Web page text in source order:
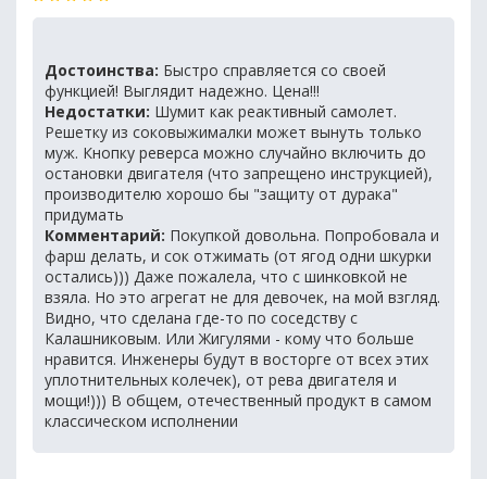
Достоинства: Быстро справляется со своей
функцией! Выглядит надежно. Цена!!!
Недостатки: Шумит как реактивный самолет.
Решетку из соковыжималки может вынуть только
муж. Кнопку реверса можно случайно включить до
остановки двигателя (что запрещено инструкцией),
производителю хорошо бы "защиту от дурака"
придумать
Комментарий: Покупкой довольна. Попробовала и
фарш делать, и сок отжимать (от ягод одни шкурки
остались))) Даже пожалела, что с шинковкой не
взяла. Но это агрегат не для девочек, на мой взгляд.
Видно, что сделана где-то по соседству с
Калашниковым. Или Жигулями - кому что больше
нравится. Инженеры будут в восторге от всех этих
уплотнительных колечек), от рева двигателя и
мощи!))) В общем, отечественный продукт в самом
классическом исполнении